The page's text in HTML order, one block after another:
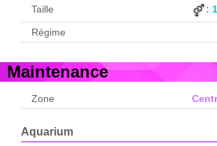
Taille :
Régime
Maintenance
Zone
Aquarium